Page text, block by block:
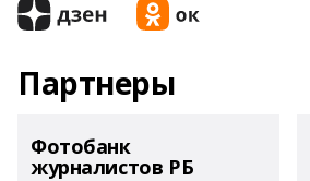
Партнеры
Фотобанк
журналистов РБ